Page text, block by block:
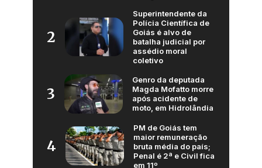
2
Superintendente da
Polícia Científica de
Goiás é alvo de
batalha judicial por
assédio moral
coletivo
3
Genro da deputada
Magda Mofatto morre
após acidente de
moto, em Hidrolândia
4
PM de Goiás tem
maior remuneração
bruta média do país;
Penal é 2ª e Civil fica
em 11º